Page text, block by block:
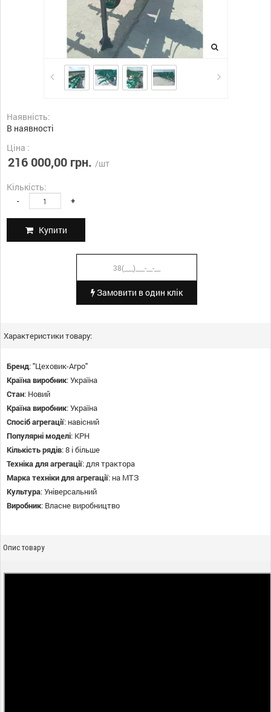
Наявність:
В наявності
Ціна :
216 000,00 грн. /шт
Кількість:
- +
Купити
Замовити в один клік
Характеристики товару:
Бренд:"Цеховик-Агро"
Країна виробник:Україна
Стан: Новий
Країна виробник:Україна
Спосіб агрегації: навісний
Популярні моделі: КРН
Кількість рядів:8 і більше
Техніка для агрегації:для трактора
Марка техніки для агрегації: на МТЗ
Культура:Універсальний
Виробник: Власне виробництво
Опис товару